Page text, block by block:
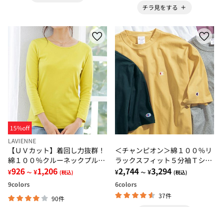
チラ見をする
15%off
LAVIENNE
【ＵＶカット】着回し力抜群！
綿１００％クルーネックプルオ
ーバー（８分袖）＜カラフルコ
ットン＞
¥926 ～ ¥1,206 (税込)
9colors
90件
＜チャンピオン＞綿１００％リ
ラックスフィット５分袖Ｔシャ
ツ
¥2,744 ～ ¥3,294 (税込)
6colors
37件